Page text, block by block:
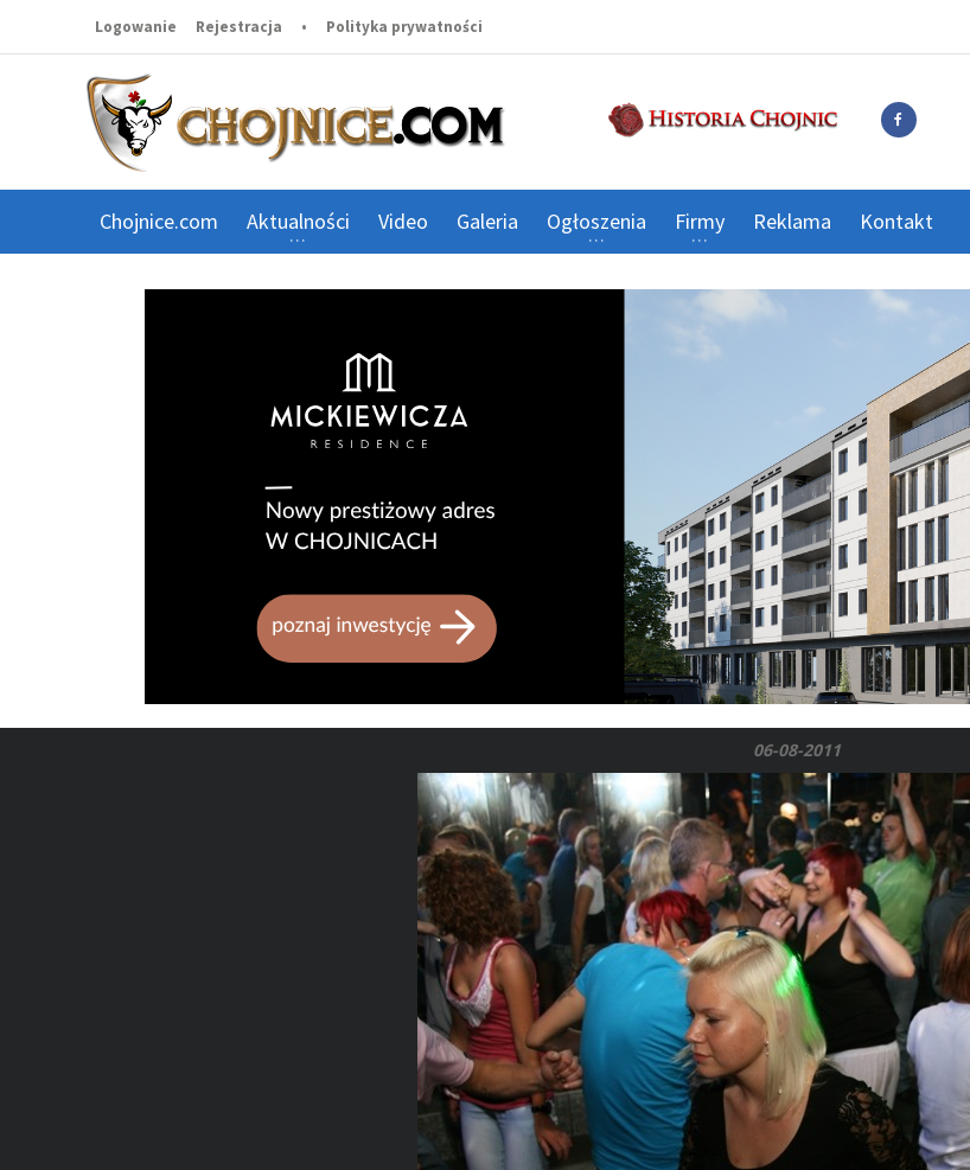
Logowanie Rejestracja • Polityka prywatności
Chojnice.com Aktualności Video Galeria Ogłoszenia Firmy Reklama Kontakt
06-08-2011